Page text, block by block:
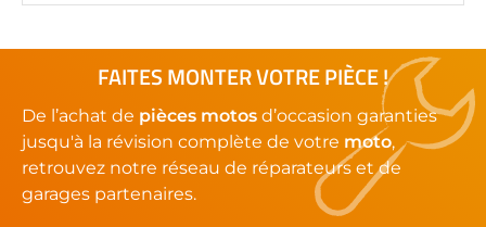
FAITES MONTER VOTRE PIÈCE !
De l’achat de pièces motos d’occasion garanties
jusqu'à la révision complète de votre moto,
retrouvez notre réseau de réparateurs et de
garages partenaires.